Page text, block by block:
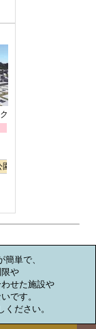
園墓地
簡単で、
や
せた施設や
です。
ださい。